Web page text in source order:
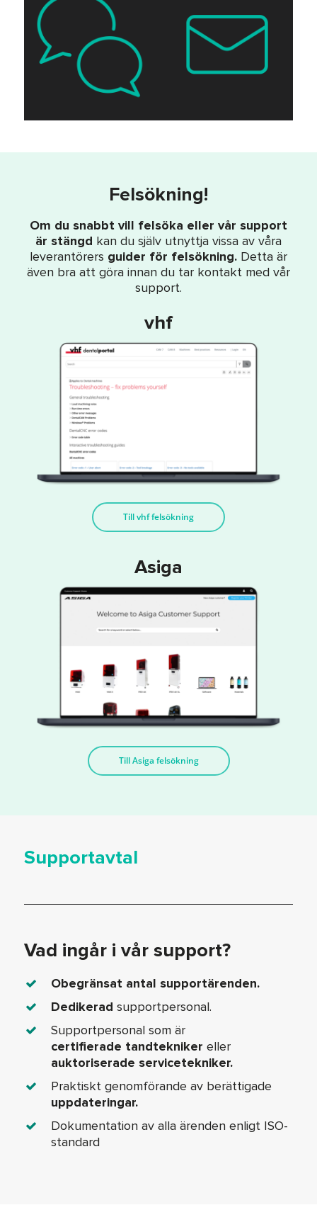
Felsökning!
Om du snabbt vill felsöka eller vår support
är stängd kan du själv utnyttja vissa av våra
leverantörers guider för felsökning. Detta är
även bra att göra innan du tar kontakt med vår
support.
vhf
Till vhf felsökning
Asiga
Till Asiga felsökning
Supportavtal
Vad ingår i vår support?
Obegränsat antal supportärenden.
Dedikerad supportpersonal.
Supportpersonal som är
certifierade tandtekniker eller
auktoriserade servicetekniker.
Praktiskt genomförande av berättigade
uppdateringar.
Dokumentation av alla ärenden enligt ISO-
standard